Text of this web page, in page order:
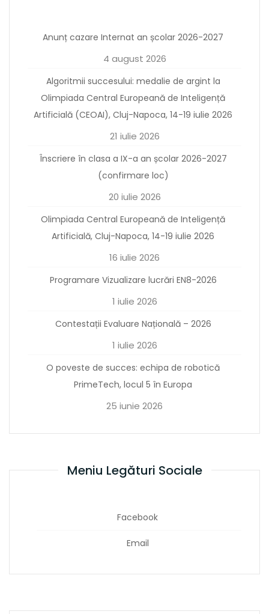
Anunț cazare Internat an școlar 2026-2027
4 august 2026
Algoritmii succesului: medalie de argint la
Olimpiada Central Europeană de Inteligență
Artificială (CEOAI), Cluj-Napoca, 14-19 iulie 2026
21 iulie 2026
Înscriere în clasa a IX-a an școlar 2026-2027
(confirmare loc)
20 iulie 2026
Olimpiada Central Europeană de Inteligență
Artificială, Cluj-Napoca, 14-19 iulie 2026
16 iulie 2026
Programare Vizualizare lucrări EN8-2026
1 iulie 2026
Contestații Evaluare Națională – 2026
1 iulie 2026
O poveste de succes: echipa de robotică
PrimeTech, locul 5 în Europa
25 iunie 2026
Meniu Legături Sociale
Facebook
Email